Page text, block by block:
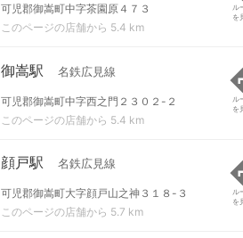
可児郡御嵩町中字茶園原４７３
このページの店舗から 5.4 km
ル
を
御嵩駅 名鉄広見線
可児郡御嵩町中字西之門２３０２-２
このページの店舗から 5.4 km
ル
を
顔戸駅 名鉄広見線
可児郡御嵩町大字顔戸山之神３１８-３
このページの店舗から 5.7 km
ル
を